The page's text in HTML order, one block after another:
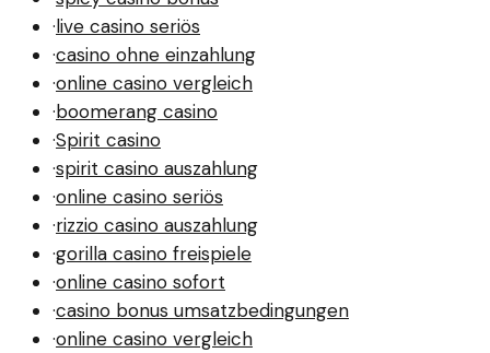
·live casino seriös
·casino ohne einzahlung
·online casino vergleich
·boomerang casino
·Spirit casino
·spirit casino auszahlung
·online casino seriös
·rizzio casino auszahlung
·gorilla casino freispiele
·online casino sofort
·casino bonus umsatzbedingungen
·online casino vergleich